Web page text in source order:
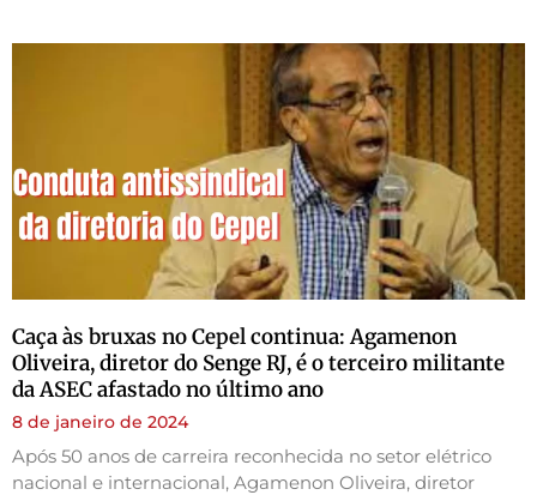
Caça às bruxas no Cepel continua: Agamenon
Oliveira, diretor do Senge RJ, é o terceiro militante
da ASEC afastado no último ano
8 de janeiro de 2024
Após 50 anos de carreira reconhecida no setor elétrico
nacional e internacional, Agamenon Oliveira, diretor